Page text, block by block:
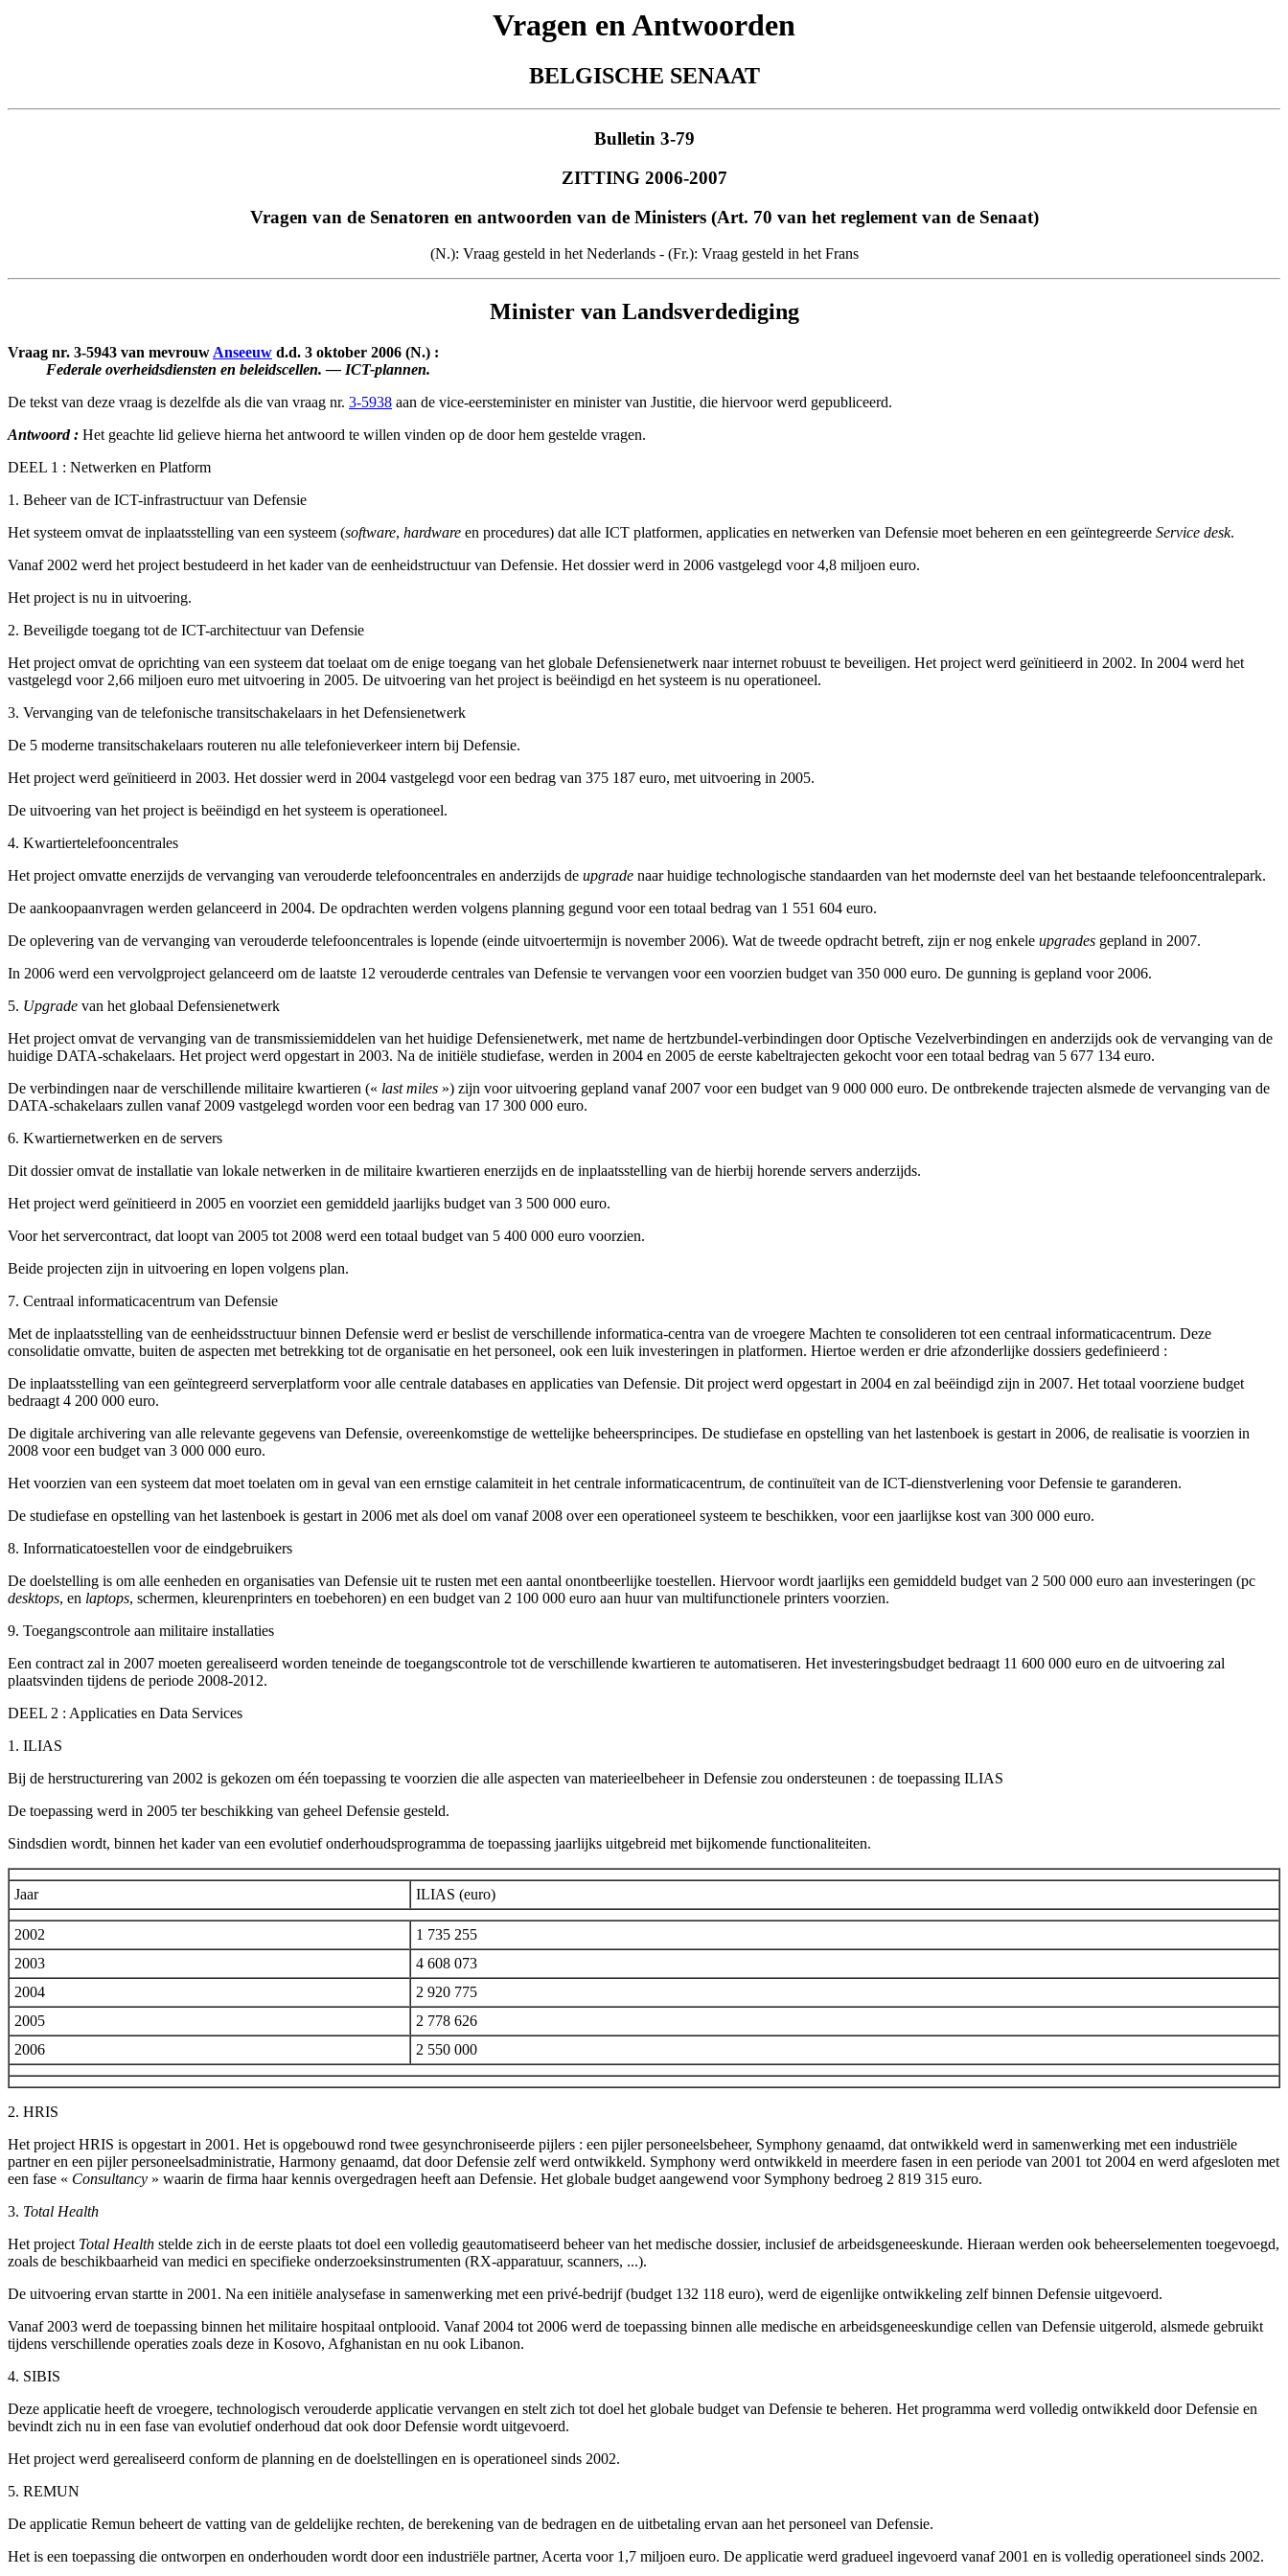
Vragen en Antwoorden
BELGISCHE SENAAT
Bulletin 3-79
ZITTING 2006-2007
Vragen van de Senatoren en antwoorden van de Ministers (Art. 70 van het reglement van de Senaat)
(N.): Vraag gesteld in het Nederlands - (Fr.): Vraag gesteld in het Frans
Minister van Landsverdediging
Vraag nr. 3-5943 van mevrouw Anseeuw d.d. 3 oktober 2006 (N.) :
Federale overheidsdiensten en beleidscellen. — ICT-plannen.
De tekst van deze vraag is dezelfde als die van vraag nr. 3-5938 aan de vice-eersteminister en minister van Justitie, die hiervoor werd gepubliceerd.
Antwoord : Het geachte lid gelieve hierna het antwoord te willen vinden op de door hem gestelde vragen.
DEEL 1 : Netwerken en Platform
1. Beheer van de ICT-infrastructuur van Defensie
Het systeem omvat de inplaatsstelling van een systeem (software, hardware en procedures) dat alle ICT platformen, applicaties en netwerken van Defensie moet beheren en een geïntegreerde Service desk.
Vanaf 2002 werd het project bestudeerd in het kader van de eenheidstructuur van Defensie. Het dossier werd in 2006 vastgelegd voor 4,8 miljoen euro.
Het project is nu in uitvoering.
2. Beveiligde toegang tot de ICT-architectuur van Defensie
Het project omvat de oprichting van een systeem dat toelaat om de enige toegang van het globale Defensienetwerk naar internet robuust te beveiligen. Het project werd geïnitieerd in 2002. In 2004 werd het
vastgelegd voor 2,66 miljoen euro met uitvoering in 2005. De uitvoering van het project is beëindigd en het systeem is nu operationeel.
3. Vervanging van de telefonische transitschakelaars in het Defensienetwerk
De 5 moderne transitschakelaars routeren nu alle telefonieverkeer intern bij Defensie.
Het project werd geïnitieerd in 2003. Het dossier werd in 2004 vastgelegd voor een bedrag van 375 187 euro, met uitvoering in 2005.
De uitvoering van het project is beëindigd en het systeem is operationeel.
4. Kwartiertelefooncentrales
Het project omvatte enerzijds de vervanging van verouderde telefooncentrales en anderzijds de upgrade naar huidige technologische standaarden van het modernste deel van het bestaande telefooncentralepark.
De aankoopaanvragen werden gelanceerd in 2004. De opdrachten werden volgens planning gegund voor een totaal bedrag van 1 551 604 euro.
De oplevering van de vervanging van verouderde telefooncentrales is lopende (einde uitvoertermijn is november 2006). Wat de tweede opdracht betreft, zijn er nog enkele upgrades gepland in 2007.
In 2006 werd een vervolgproject gelanceerd om de laatste 12 verouderde centrales van Defensie te vervangen voor een voorzien budget van 350 000 euro. De gunning is gepland voor 2006.
5. Upgrade van het globaal Defensienetwerk
Het project omvat de vervanging van de transmissiemiddelen van het huidige Defensienetwerk, met name de hertzbundel-verbindingen door Optische Vezelverbindingen en anderzijds ook de vervanging van de
huidige DATA-schakelaars. Het project werd opgestart in 2003. Na de initiële studiefase, werden in 2004 en 2005 de eerste kabeltrajecten gekocht voor een totaal bedrag van 5 677 134 euro.
De verbindingen naar de verschillende militaire kwartieren (« last miles ») zijn voor uitvoering gepland vanaf 2007 voor een budget van 9 000 000 euro. De ontbrekende trajecten alsmede de vervanging van de
DATA-schakelaars zullen vanaf 2009 vastgelegd worden voor een bedrag van 17 300 000 euro.
6. Kwartiernetwerken en de servers
Dit dossier omvat de installatie van lokale netwerken in de militaire kwartieren enerzijds en de inplaatsstelling van de hierbij horende servers anderzijds.
Het project werd geïnitieerd in 2005 en voorziet een gemiddeld jaarlijks budget van 3 500 000 euro.
Voor het servercontract, dat loopt van 2005 tot 2008 werd een totaal budget van 5 400 000 euro voorzien.
Beide projecten zijn in uitvoering en lopen volgens plan.
7. Centraal informaticacentrum van Defensie
Met de inplaatsstelling van de eenheidsstructuur binnen Defensie werd er beslist de verschillende informatica-centra van de vroegere Machten te consolideren tot een centraal informaticacentrum. Deze
consolidatie omvatte, buiten de aspecten met betrekking tot de organisatie en het personeel, ook een luik investeringen in platformen. Hiertoe werden er drie afzonderlijke dossiers gedefinieerd :
De inplaatsstelling van een geïntegreerd serverplatform voor alle centrale databases en applicaties van Defensie. Dit project werd opgestart in 2004 en zal beëindigd zijn in 2007. Het totaal voorziene budget
bedraagt 4 200 000 euro.
De digitale archivering van alle relevante gegevens van Defensie, overeenkomstige de wettelijke beheersprincipes. De studiefase en opstelling van het lastenboek is gestart in 2006, de realisatie is voorzien in
2008 voor een budget van 3 000 000 euro.
Het voorzien van een systeem dat moet toelaten om in geval van een ernstige calamiteit in het centrale informaticacentrum, de continuïteit van de ICT-dienstverlening voor Defensie te garanderen.
De studiefase en opstelling van het lastenboek is gestart in 2006 met als doel om vanaf 2008 over een operationeel systeem te beschikken, voor een jaarlijkse kost van 300 000 euro.
8. Inforrnaticatoestellen voor de eindgebruikers
De doelstelling is om alle eenheden en organisaties van Defensie uit te rusten met een aantal onontbeerlijke toestellen. Hiervoor wordt jaarlijks een gemiddeld budget van 2 500 000 euro aan investeringen (pc
desktops, en laptops, schermen, kleurenprinters en toebehoren) en een budget van 2 100 000 euro aan huur van multifunctionele printers voorzien.
9. Toegangscontrole aan militaire installaties
Een contract zal in 2007 moeten gerealiseerd worden teneinde de toegangscontrole tot de verschillende kwartieren te automatiseren. Het investeringsbudget bedraagt 11 600 000 euro en de uitvoering zal
plaatsvinden tijdens de periode 2008-2012.
DEEL 2 : Applicaties en Data Services
1. ILIAS
Bij de herstructurering van 2002 is gekozen om één toepassing te voorzien die alle aspecten van materieelbeheer in Defensie zou ondersteunen : de toepassing ILIAS
De toepassing werd in 2005 ter beschikking van geheel Defensie gesteld.
Sindsdien wordt, binnen het kader van een evolutief onderhoudsprogramma de toepassing jaarlijks uitgebreid met bijkomende functionaliteiten.
Jaar ILIAS (euro)
2002
1 735 255
2003
4 608 073
2004
2 920 775
2005
2 778 626
2006
2 550 000
2. HRIS
Het project HRIS is opgestart in 2001. Het is opgebouwd rond twee gesynchroniseerde pijlers : een pijler personeelsbeheer, Symphony genaamd, dat ontwikkeld werd in samenwerking met een industriële
partner en een pijler personeelsadministratie, Harmony genaamd, dat door Defensie zelf werd ontwikkeld. Symphony werd ontwikkeld in meerdere fasen in een periode van 2001 tot 2004 en werd afgesloten met
een fase « Consultancy » waarin de firma haar kennis overgedragen heeft aan Defensie. Het globale budget aangewend voor Symphony bedroeg 2 819 315 euro.
3. Total Health
Het project Total Health stelde zich in de eerste plaats tot doel een volledig geautomatiseerd beheer van het medische dossier, inclusief de arbeidsgeneeskunde. Hieraan werden ook beheerselementen toegevoegd,
zoals de beschikbaarheid van medici en specifieke onderzoeksinstrumenten (RX-apparatuur, scanners, ...).
De uitvoering ervan startte in 2001. Na een initiële analysefase in samenwerking met een privé-bedrijf (budget 132 118 euro), werd de eigenlijke ontwikkeling zelf binnen Defensie uitgevoerd.
Vanaf 2003 werd de toepassing binnen het militaire hospitaal ontplooid. Vanaf 2004 tot 2006 werd de toepassing binnen alle medische en arbeidsgeneeskundige cellen van Defensie uitgerold, alsmede gebruikt
tijdens verschillende operaties zoals deze in Kosovo, Afghanistan en nu ook Libanon.
4. SIBIS
Deze applicatie heeft de vroegere, technologisch verouderde applicatie vervangen en stelt zich tot doel het globale budget van Defensie te beheren. Het programma werd volledig ontwikkeld door Defensie en
bevindt zich nu in een fase van evolutief onderhoud dat ook door Defensie wordt uitgevoerd.
Het project werd gerealiseerd conform de planning en de doelstellingen en is operationeel sinds 2002.
5. REMUN
De applicatie Remun beheert de vatting van de geldelijke rechten, de berekening van de bedragen en de uitbetaling ervan aan het personeel van Defensie.
Het is een toepassing die ontworpen en onderhouden wordt door een industriële partner, Acerta voor 1,7 miljoen euro. De applicatie werd gradueel ingevoerd vanaf 2001 en is volledig operationeel sinds 2002.